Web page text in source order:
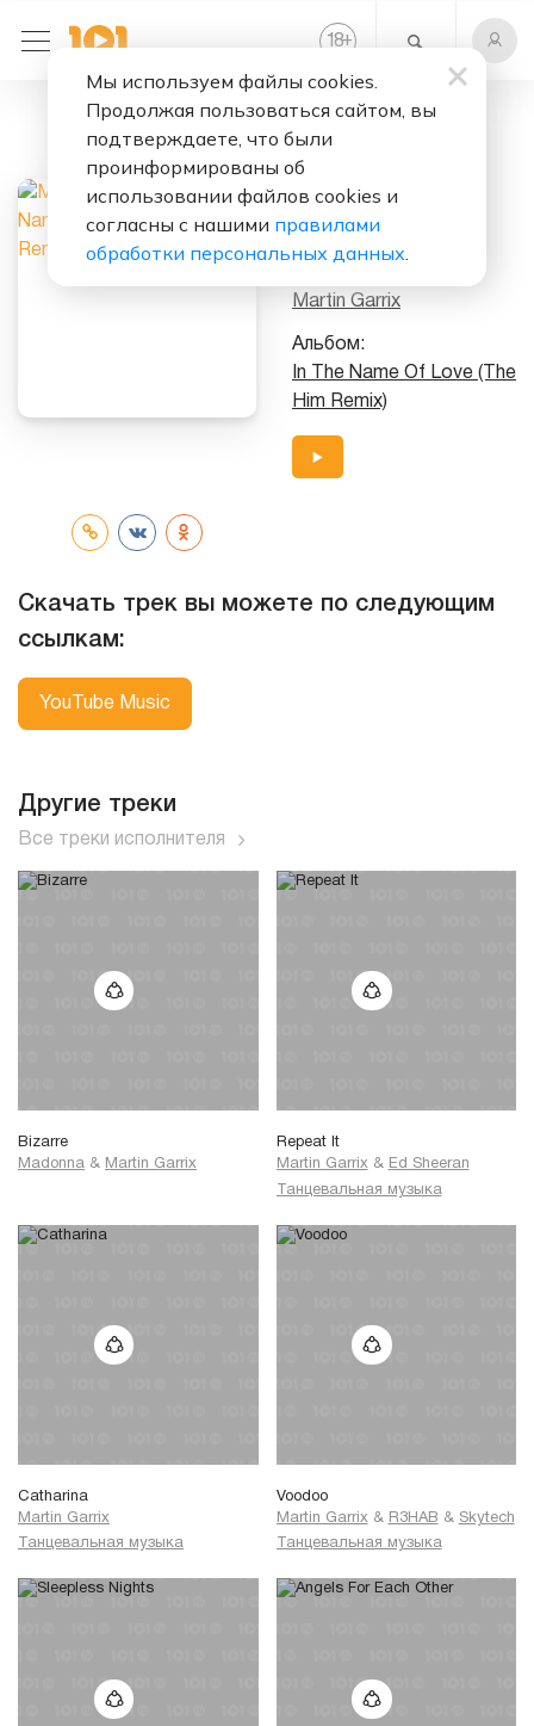
18+
In The Name Of
Love (DallasK
Remix)
Martin Garrix
Альбом:
In The Name Of Love (The
Him Remix)
Скачать трек вы можете по следующим
ссылкам:
YouTube Music
Другие треки
Все треки исполнителя
Bizarre
Madonna & Martin Garrix
Repeat It
Martin Garrix & Ed Sheeran
Танцевальная музыка
Catharina
Martin Garrix
Танцевальная музыка
Voodoo
Martin Garrix & R3HAB & Skytech
Танцевальная музыка
Мы используем файлы cookies.
Продолжая пользоваться сайтом, вы
подтверждаете, что были
проинформированы об
использовании файлов cookies и
согласны с нашими правилами
обработки персональных данных.